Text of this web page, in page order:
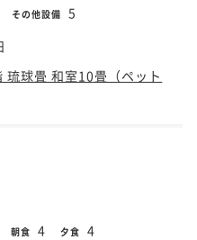
その他設備 5
琉球畳 和室10畳（ペット
朝食 4 夕食 4